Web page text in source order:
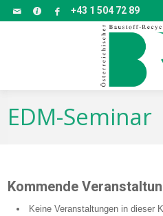
+43 1 504 72 89
EDM-Seminar
Kommende
Keine Veranstaltungen in dieser